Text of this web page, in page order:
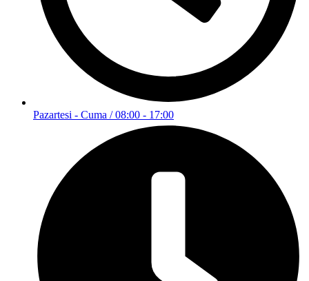
Pazartesi - Cuma / 08:00 - 17:00